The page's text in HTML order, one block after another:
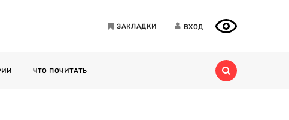
ЗАКЛАДКИ ВХОД
ЧТО ПОЧИТАТЬ